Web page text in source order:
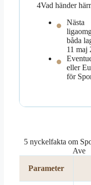
4Vad händer
Nästa
båda
11 maj
eller
för
5 nyckelfakta om
Ave
Parameter